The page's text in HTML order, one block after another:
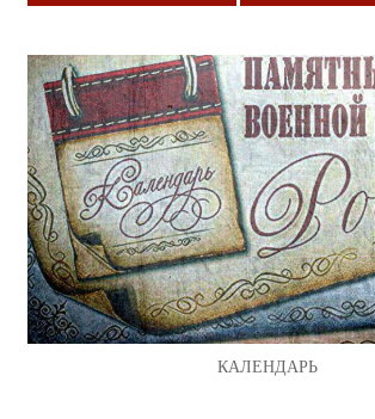
КАЛЕНДАРЬ